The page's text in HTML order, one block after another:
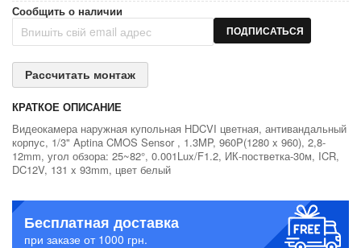
Сообщить о наличии
ПОДПИСАТЬСЯ
Рассчитать монтаж
КРАТКОЕ ОПИСАНИЕ
Видеокамера наружная купольная HDCVI цветная, антивандальный
корпус, 1/3" Aptina CMOS Sensor , 1.3MP, 960P(1280 x 960), 2,8-
12mm, угол обзора: 25~82°, 0.001Lux/F1.2, ИК-постветка-30м, ICR,
DC12V, 131 x 93mm, цвет белый
Бесплатная доставка
при заказе от 1000 грн.